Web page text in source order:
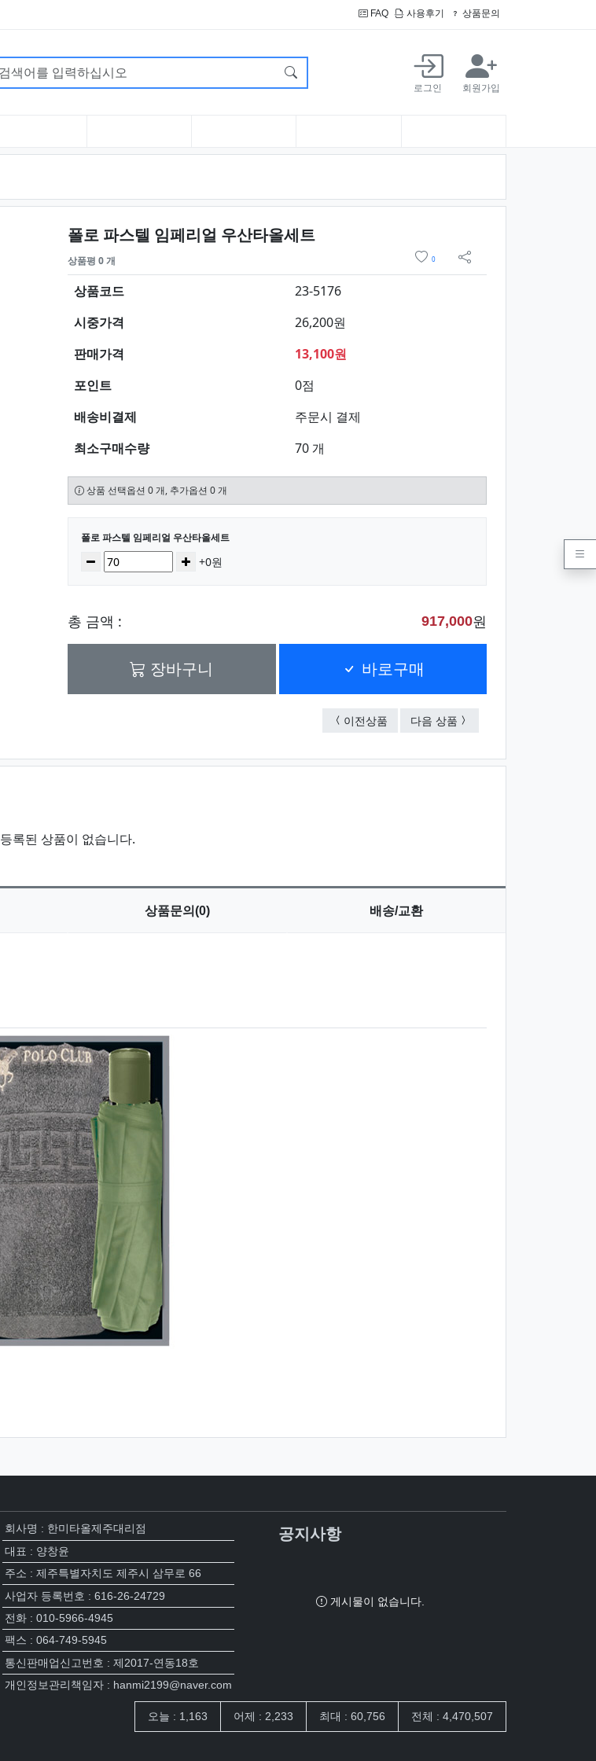
FAQ 사용후기 상품문의
검색어 필수
로그인 회원가입
폴로 파스텔 임페리얼 우산타올세트요약정보 및 구매
상품평 0 개 0
sns 공유
상품코드
23-5176
시중가격
26,200원
판매가격
13,100원
포인트
0점
배송비결제
주문시 결제
최소구매수량
70 개
상품 선택옵션 0 개, 추가옵션 0 개
선택된 옵션
폴로 파스텔 임페리얼 우산타올세트
수량감소 증가+0원
총 금액 : 917,000원
장바구니 바로구매
이전상품 폴로 3단 모던 우산
다음 상품 폴로 전자동암막 바코드 우
등록된 상품이 없습니다.
상품문의(0) 배송/교환
회사명 : 한미타올제주대리점
대표 : 양창윤
주소 : 제주특별자치도 제주시 삼무로 66
사업자 등록번호 : 616-26-24729
전화 : 010-5966-4945
팩스 : 064-749-5945
통신판매업신고번호 : 제2017-연동18호
개인정보관리책임자 : hanmi2199@naver.com
공지사항
게시물이 없습니다.
오늘 : 1,163 어제 : 2,233 최대 : 60,756 전체 : 4,470,507